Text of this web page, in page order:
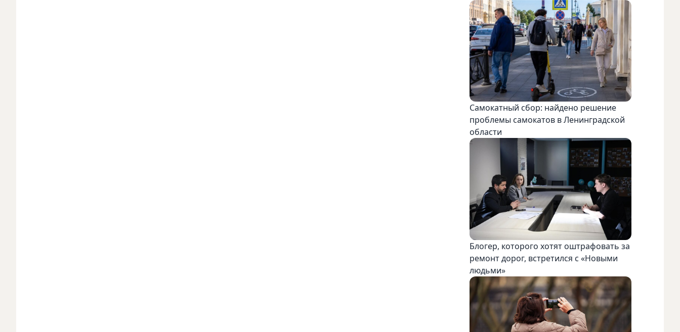
Самокатный сбор: найдено решение
проблемы самокатов в Ленинградской
области
Блогер, которого хотят оштрафовать за
ремонт дорог, встретился с «Новыми
людьми»